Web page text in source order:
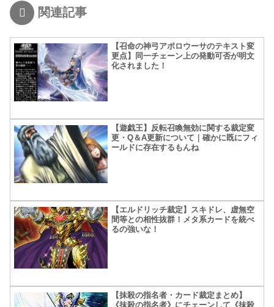
関連記事
【召命の神弓アポロウーサのテキスト変
更点】同一チェーン上の発動可否が明文
化されました！
【遊戯王】反転召喚無効に関する裁定変
更・Q＆A更新について｜確かに既にフィ
ールドに存在するもんね
【エルドリッチ裁定】スキドレ、虚無空
間等との相性抜群！メタ系カードを統べ
るの強いな！
【抹殺の指名者・カード裁定まとめ】
《抹殺の指名者》にチェーンして《抹殺